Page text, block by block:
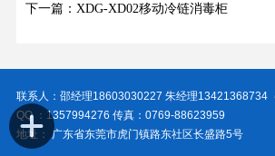
下一篇：XDG-XD02移动冷链消毒柜
联系人：邵经理18603030227 朱经理13421368734
QQ ：1357994276 传真：0769-88623959
地址： 广东省东莞市虎门镇路东社区长盛路5号